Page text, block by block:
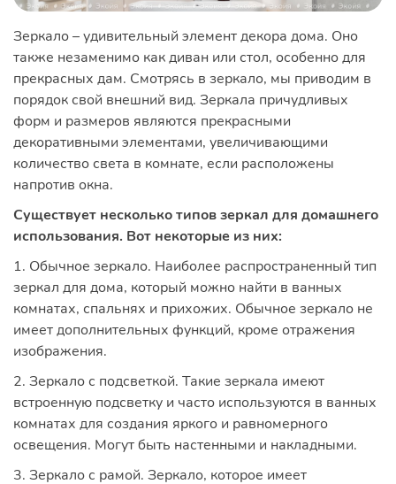
Зеркало – удивительный элемент декора дома. Оно
также незаменимо как диван или стол, особенно для
прекрасных дам. Смотрясь в зеркало, мы приводим в
порядок свой внешний вид. Зеркала причудливых
форм и размеров являются прекрасными
декоративными элементами, увеличивающими
количество света в комнате, если расположены
напротив окна.
Существует несколько типов зеркал для домашнего
использования. Вот некоторые из них:
1. Обычное зеркало. Наиболее распространенный тип
зеркал для дома, который можно найти в ванных
комнатах, спальнях и прихожих. Обычное зеркало не
имеет дополнительных функций, кроме отражения
изображения.
2. Зеркало с подсветкой. Такие зеркала имеют
встроенную подсветку и часто используются в ванных
комнатах для создания яркого и равномерного
освещения. Могут быть настенными и накладными.
3. Зеркало с рамой. Зеркало, которое имеет